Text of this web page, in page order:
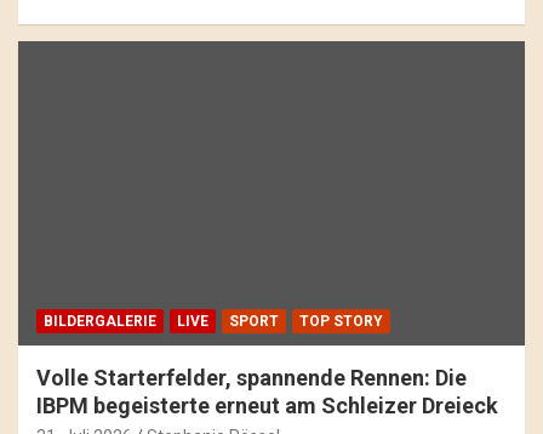
BILDERGALERIE LIVE SPORT TOP STORY
Volle Starterfelder, spannende Rennen: Die
IBPM begeisterte erneut am Schleizer Dreieck